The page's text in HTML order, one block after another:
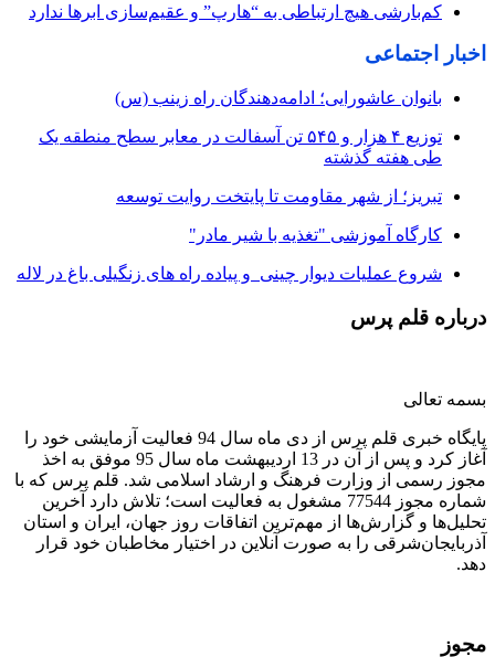
کم‌بارشی هیچ ارتباطی به “هارپ” و عقیم‌سازی ابرها ندارد
اخبار اجتماعی
بانوان عاشورایی؛ ادامه‌دهندگان راه زینب (س)
توزیع ۴ هزار و ۵۴۵ تن آسفالت در معابر سطح منطقه یک
طی هفته گذشته
تبریز؛ از شهر مقاومت تا پایتخت روایت توسعه
کارگاه آموزشی "تغذیه با شیر مادر"
شروع عملیات دیوار چینی و پیاده راه های زنگیلی باغ در لاله
درباره قلم پرس
بسمه تعالی
پایگاه خبری قلم پرس از دی ماه سال 94 فعالیت آزمایشی خود را
آغاز کرد و پس از آن در 13 اردیبهشت ماه سال 95 موفق به اخذ
مجوز رسمی از وزارت فرهنگ و ارشاد اسلامی شد. قلم پرس که با
شماره مجوز 77544 مشغول به فعالیت است؛ تلاش دارد آخرین
تحلیل‌ها و گزارش‌ها از مهم‌ترین اتفاقات روز جهان، ایران و استان
آذربایجان‌شرقی را به صورت آنلاین در اختیار مخاطبان خود قرار
دهد.
مجوز